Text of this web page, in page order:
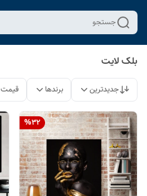
جستجو
بلک لایت
جدیدترین برندها قیمت
%32